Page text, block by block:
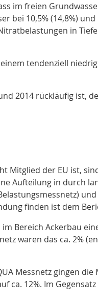
im freien
bei 10,5% (14,8%)
in
tendenziell
2014 rückläufig ist,
Mitglied der EU ist,
Aufteilung in durch
finden ist dem
Bereich Ackerbau
waren das ca. 2%
Messnetz gingen
ca. 12%. Im